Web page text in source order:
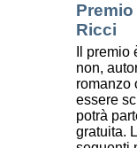
Ricci
Il
non,
romanzo
essere
potrà
gratuita.